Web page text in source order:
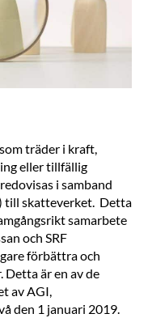
träder i kraft,
eller tillfällig
i samband
till skatteverket. Detta
samarbete
och SRF
förbättra och
är en av de
av AGI,
den 1 januari 2019.